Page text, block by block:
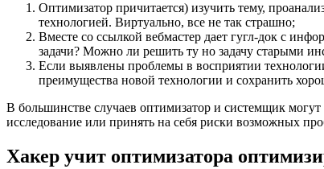
Оптимизатор причитается) изучить тему,
технологией. Виртуально, все не так страшно;
Вместе со ссылкой вебмастер дает гугл-док с
задачи? Можно ли решить ту но задачу старыми
Если выявлены проблемы в восприятии
преимущества новой технологии и сохранить
В большинстве случаев оптимизатор и системщик
исследование или принять на себя риски возможных
Хакер учит оптимизатора